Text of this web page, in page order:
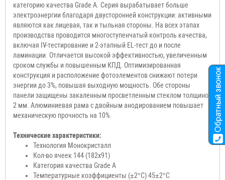
категорию качества Grade A. Серия вырабатывает больше
электроэнергии благодаря двусторонней конструкции: активными
являются как лицевая, так и тыльная стороны. На всех этапах
производства проводится многоступенчатый контроль качества,
включая IV-тестирование и 2-этапный EL-тест до и после
ламинации. Отличается высокой эффективностью, увеличенным
сроком службы и повышенным КПД. Оптимизированная
конструкция и расположение фотоэлементов снижают потери
энергии до 3%, повышая выходную мощность. Обе стороны
панели защищены закаленным просветленным стеклом толщиной
2 мм. Алюминиевая рама с двойным анодированием повышает
механическую прочность на 10%.
Технические характеристики:
Технология Монокристалл
Кол-во ячеек 144 (182x91)
Категория качества Grade A
Температурные коэффициенты (±2°С) 45±2°С